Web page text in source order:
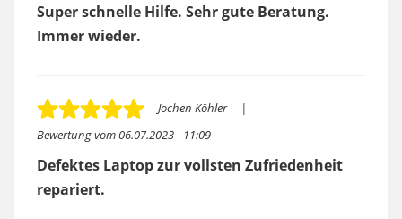
Super schnelle Hilfe. Sehr gute Beratung.
Immer wieder.
Bewertung vom06.07.2023 - 11:09
Jochen Köhler
Defektes Laptop zur vollsten Zufriedenheit
repariert.